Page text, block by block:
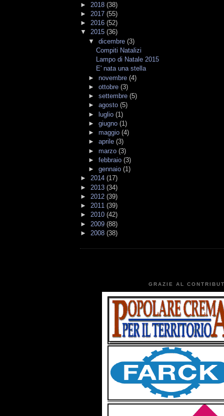
► 2018 (38)
► 2017 (55)
► 2016 (52)
▼ 2015 (36)
▼ dicembre (3)
Compiti Natalizi
Lampo di Natale 2015
E' nata una stella
► novembre (4)
► ottobre (3)
► settembre (5)
► agosto (5)
► luglio (1)
► giugno (1)
► maggio (4)
► aprile (3)
► marzo (3)
► febbraio (3)
► gennaio (1)
► 2014 (17)
► 2013 (34)
► 2012 (39)
► 2011 (39)
► 2010 (42)
► 2009 (88)
► 2008 (38)
GRAZIE AL